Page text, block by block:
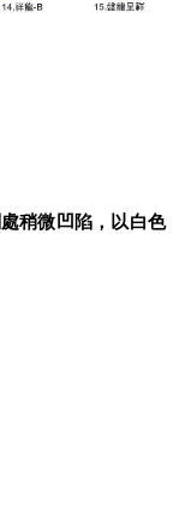
稍微凹陷，以白色